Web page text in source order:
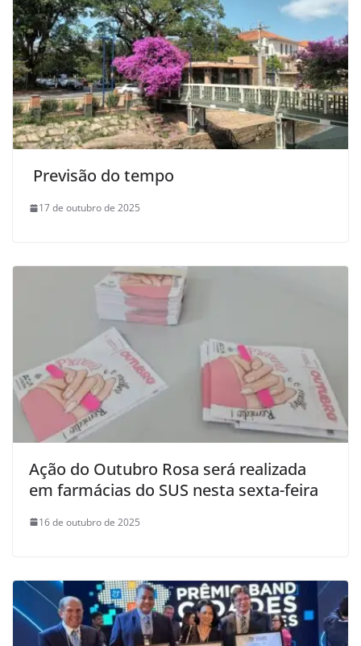
Previsão do tempo
17 de outubro de 2025
Ação do Outubro Rosa será realizada
em farmácias do SUS nesta sexta-feira
16 de outubro de 2025